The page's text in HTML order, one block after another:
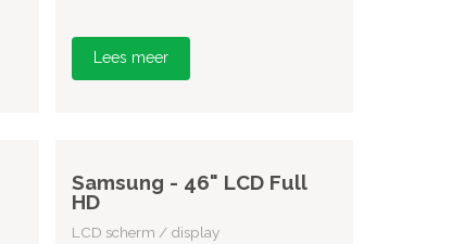
Lees meer
Samsung - 46" LCD Full
HD
LCD scherm / display